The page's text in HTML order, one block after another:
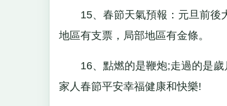
15、春節天氣預報：元旦前後大
地區有支票，局部地區有金條。
16、點燃的是鞭炮;走過的是歲
家人春節平安幸福健康和快樂!